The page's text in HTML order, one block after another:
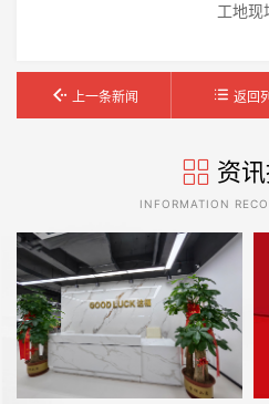
工地现
上一条新闻 返回
资
INFORMATION